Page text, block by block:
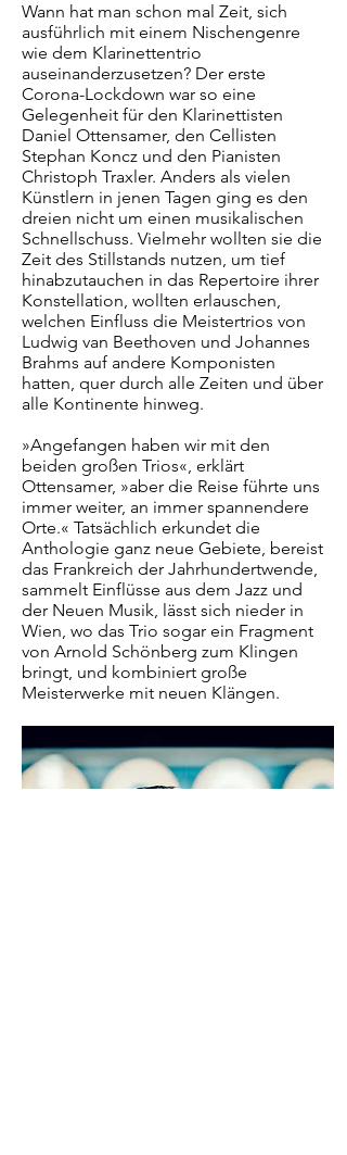
Wann hat man schon mal Zeit, sich
ausführlich mit einem Nischengenre
wie dem Klarinettentrio
auseinanderzusetzen? Der erste
Corona-Lockdown war so eine
Gelegenheit für den Klarinettisten
Daniel Ottensamer, den Cellisten
Stephan Koncz und den Pianisten
Christoph Traxler. Anders als vielen
Künstlern in jenen Tagen ging es den
dreien nicht um einen musikalischen
Schnellschuss. Vielmehr wollten sie die
Zeit des Stillstands nutzen, um tief
hinabzutauchen in das Repertoire ihrer
Konstellation, wollten erlauschen,
welchen Einfluss die Meistertrios von
Ludwig van Beethoven und Johannes
Brahms auf andere Komponisten
hatten, quer durch alle Zeiten und über
alle Kontinente hinweg.
»Angefangen haben wir mit den
beiden großen Trios«, erklärt
Ottensamer, »aber die Reise führte uns
immer weiter, an immer spannendere
Orte.« Tatsächlich erkundet die
Anthologie ganz neue Gebiete, bereist
das Frankreich der Jahrhundertwende,
sammelt Einflüsse aus dem Jazz und
der Neuen Musik, lässt sich nieder in
Wien, wo das Trio sogar ein Fragment
von Arnold Schönberg zum Klingen
bringt, und kombiniert große
Meisterwerke mit neuen Klängen.